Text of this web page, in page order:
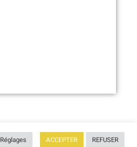
Réglages ACCEPTER REFUSER